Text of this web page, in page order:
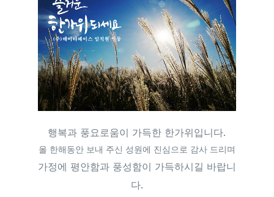
행복과 풍요로움이 가득한 한가위입니다.
올 한해동안 보내 주신 성원에 진심으로 감사 드리며
가정에 평안함과 풍성함이 가득하시길 바랍니
다.